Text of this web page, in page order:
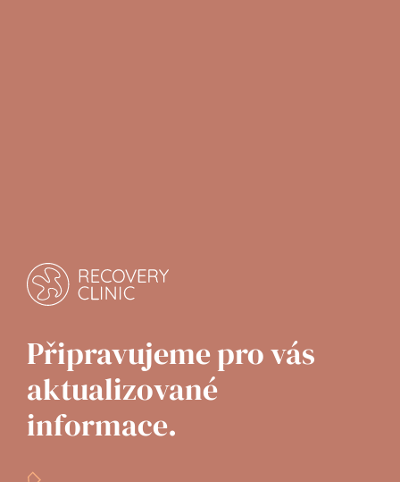
Připravujeme pro vás
aktualizované
informace.